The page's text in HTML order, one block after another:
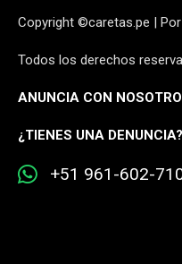
Copyright ©caretas.pe |
Todos los derechos
ANUNCIA CON
¿TIENES UNA
+51 961-602-